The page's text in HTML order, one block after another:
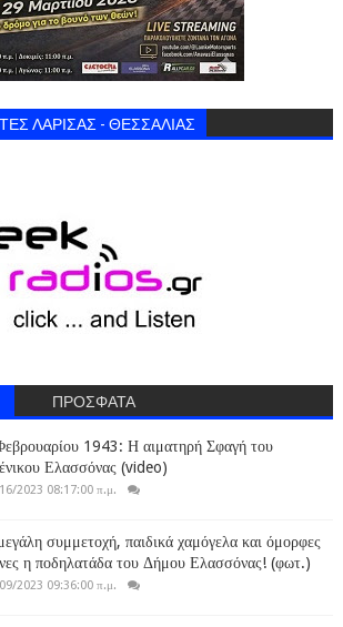
ΛΑΡΙΣΑΣ - ΘΕΣΣΑΛΙΑΣ
ΠΡΟΣΦΑΤΑ
1943: Η αιματηρή Σφαγή του
Ελασσόνας (video)
2023 08:17:00 π.μ.
συμμετοχή, παιδικά χαμόγελα και όμορφες
η ποδηλατάδα του Δήμου Ελασσόνας! (φωτ.)
2023 09:36:00 π.μ.